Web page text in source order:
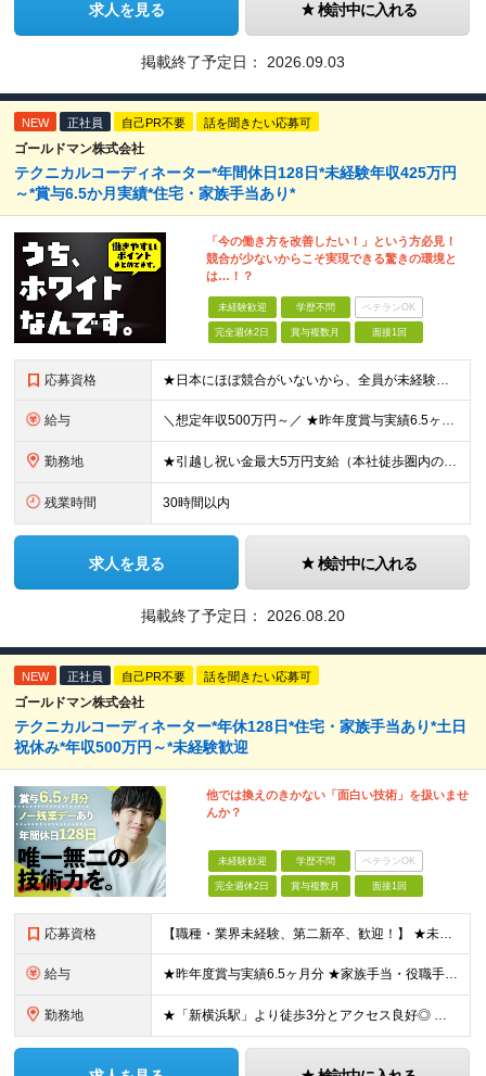
求人を見る 検討中に入れる
掲載終了予定日： 2026.09.03
NEW 正社員 自己PR不要 話を聞きたい応募可
ゴールドマン株式会社
テクニカルコーディネーター*年間休日128日*未経験年収425万円
～*賞与6.5か月実績*住宅・家族手当あり*
「今の働き方を改善したい！」という方必見！
競合が少ないからこそ実現できる驚きの環境と
は…！？
未経験歓迎 学歴不問 ベテランOK
完全週休2日 賞与複数月 面接1回
応募資格 ★日本にほぼ競合がいないから、全員が未経験入社！ ★20代〜30代の販売・サービス出身者が活躍中！ ●学歴・職歴・ブランク不問 ●普通自動車免許（AT限定可）必須 ＼一つでも当てはまる方へオススメ
給与 ＼想定年収500万円～／ ★昨年度賞与実績6.5ヶ月分 ★家族手当・役職手当・資格取得祝い金・食事補助など手厚い待遇 月給23万円〜30万円＋賞与年3回＋各種手当 ※経験・スキルを考慮の上、決定し
勤務地 ★引越し祝い金最大5万円支給（本社徒歩圏内の方） ★「新横浜駅」より徒歩3分とアクセス良好◎ ★社内には代表取締役の趣味であるブリティッシュ雑貨が置かれるなどオシャレ空間 本社／神奈川県横浜市港北区
残業時間 30時間以内
求人を見る 検討中に入れる
掲載終了予定日： 2026.08.20
NEW 正社員 自己PR不要 話を聞きたい応募可
ゴールドマン株式会社
テクニカルコーディネーター*年休128日*住宅・家族手当あり*土日
祝休み*年収500万円～*未経験歓迎
他では換えのきかない「面白い技術」を扱いませ
んか？
未経験歓迎 学歴不問 ベテランOK
完全週休2日 賞与複数月 面接1回
応募資格 【職種・業界未経験、第二新卒、歓迎！】 ★未経験者が多数活躍中！ ★「人の役に立ちたい」「技術を磨きたい」という意欲を最重視します。 ●普通自動車免許（AT限定可）をお持ちの方 ●学歴・経験不問
給与 ★昨年度賞与実績6.5ヶ月分 ★家族手当・役職手当・資格取得祝い金・食事補助など手厚い待遇 ＼2年目で年収560万円の実例も！／ ■月給23万円〜30万円＋賞与年3回＋各種手当 ※経験・スキルを考
勤務地 ★「新横浜駅」より徒歩3分とアクセス良好◎ ★住宅補助有&引越し祝い金最大5万円支給（本社徒歩圏内の方） ★社内には代表取締役の趣味であるブリティッシュ雑貨が置かれるなどオシャレ空間 本社／神奈川県